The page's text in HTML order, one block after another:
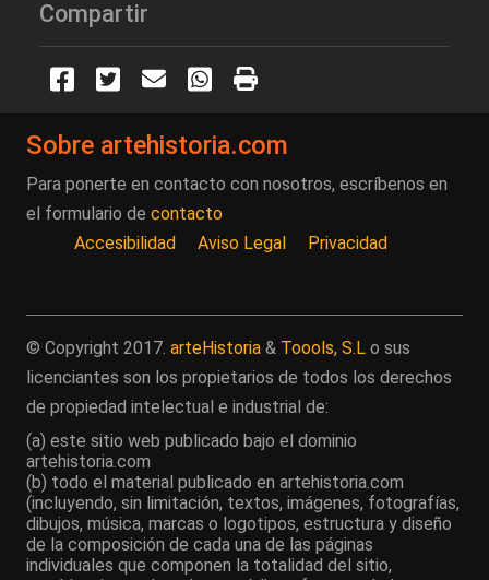
Compartir
Sobre artehistoria.com
Para ponerte en contacto con nosotros, escríbenos en
el formulario de contacto
Accesibilidad
Aviso Legal Privacidad
© Copyright 2017. arteHistoria & Toools, S.L o sus
licenciantes son los propietarios de todos los derechos
de propiedad intelectual e industrial de:
(a) este sitio web publicado bajo el dominio
artehistoria.com
(b) todo el material publicado en artehistoria.com
(incluyendo, sin limitación, textos, imágenes, fotografías,
dibujos, música, marcas o logotipos, estructura y diseño
de la composición de cada una de las páginas
individuales que componen la totalidad del sitio,